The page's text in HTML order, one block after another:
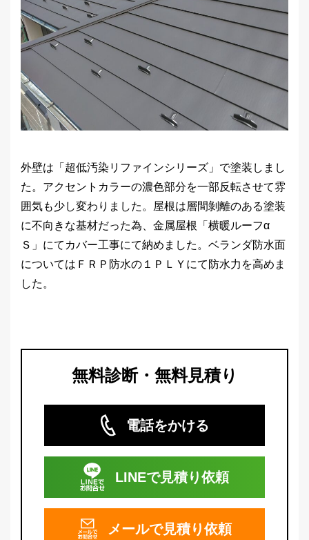
外壁は「超低汚染リファインシリーズ」で塗装しまし
た。アクセントカラーの濃色部分を一部反転させて雰
囲気も少し変わりました。屋根は層間剝離のある塗装
に不向きな基材だった為、金属屋根「横暖ルーフα
Ｓ」にてカバー工事にて納めました。ベランダ防水面
についてはＦＲＰ防水の１ＰＬＹにて防水力を高めま
した。
無料診断・無料見積り
電話をかける
LINEで見積り依頼
メールで見積り依頼